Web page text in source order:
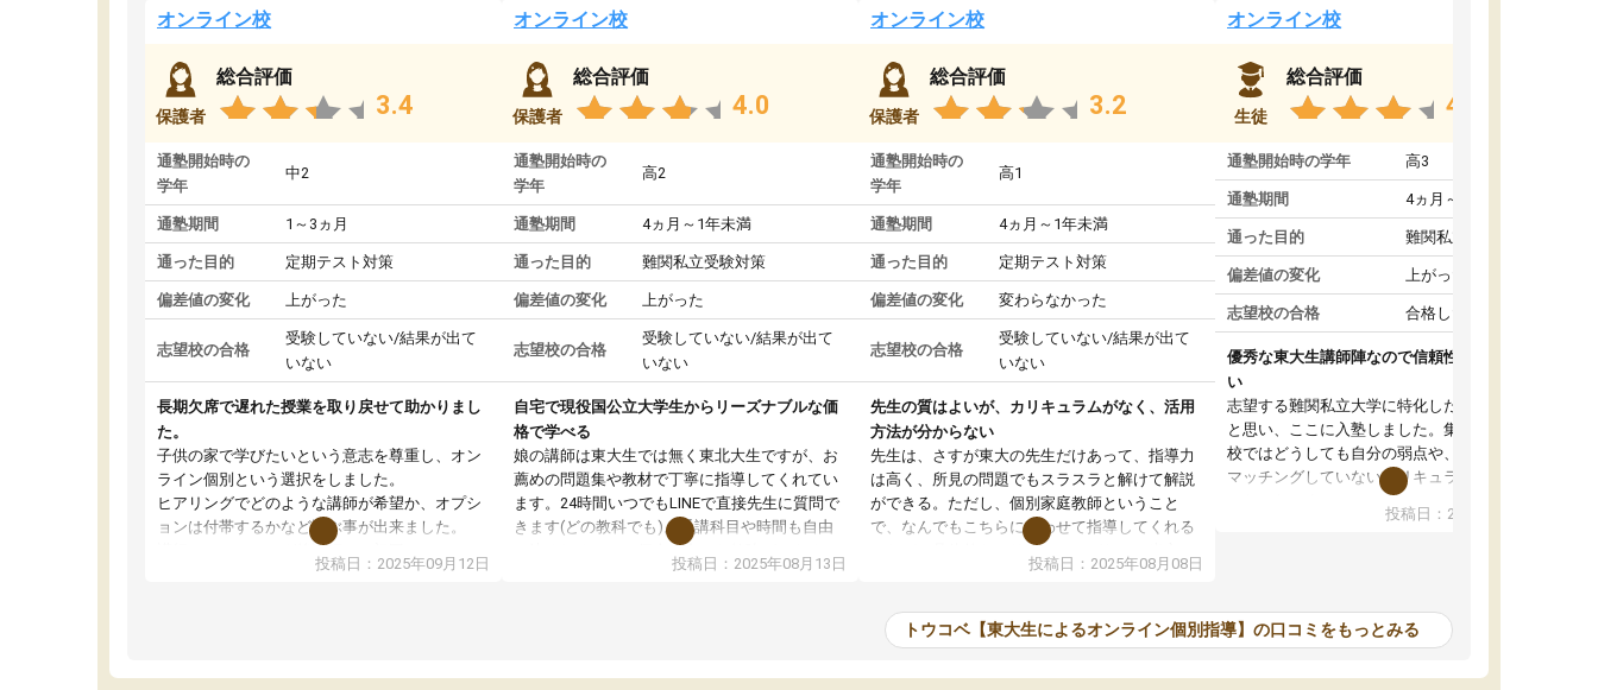
オンライン校
保護者
総合評価
3.4
通塾開始時の
学年
中2
通塾期間 1～3ヵ月
通った目的 定期テスト対策
偏差値の変化 上がった
志望校の合格
受験していない/結果が出て
いない
長期欠席で遅れた授業を取り戻せて助かりまし
た。
子供の家で学びたいという意志を尊重し、オン
ライン個別という選択をしました。
ヒアリングでどのような講師が希望か、オプシ
ョンは付帯するかなど選ぶ事が出来ました。
講師とのマッチング後講師との初回ミーティン
グを行い、その講師で良いか他の講師を希望す
投稿日：2025年09月12日
オンライン校
保護者
総合評価
4.0
通塾開始時の
学年
高2
通塾期間 4ヵ月～1年未満
通った目的 難関私立受験対策
偏差値の変化 上がった
志望校の合格
受験していない/結果が出て
いない
自宅で現役国公立大学生からリーズナブルな価
格で学べる
娘の講師は東大生では無く東北大生ですが、お
薦めの問題集や教材で丁寧に指導してくれてい
ます。24時間いつでもLINEで直接先生に質問で
きます(どの教科でも)。受講科目や時間も自由
に決めれるので、個人に合った勉強ができると
思います。カリキュラム相談みたいなのがあり
投稿日：2025年08月13日
オンライン校
保護者
総合評価
3.2
通塾開始時の
学年
高1
通塾期間 4ヵ月～1年未満
通った目的 定期テスト対策
偏差値の変化 変わらなかった
志望校の合格
受験していない/結果が出て
いない
先生の質はよいが、カリキュラムがなく、活用
方法が分からない
先生は、さすが東大の先生だけあって、指導力
は高く、所見の問題でもスラスラと解けて解説
ができる。ただし、個別家庭教師ということ
で、なんでもこちらに合わせて指導してくれる
のだが、具体的なカリキュラムがない。当方
は、授業の先取り学習をするため、学校の教科
いただいたが、1時間の時間を使って進められる
範囲は限られており、それであれば自学自習で
投稿日：2025年08月08日
オンライン校
生徒
総合評価
4.4
通塾開始時の学年 高3
通塾期間 4ヵ月～1年未満
通った目的 難関私立受験対策
偏差値の変化 上がった
志望校の合格 合格した
優秀な東大生講師陣なので信頼性や安心感が高
い
志望する難関私立大学に特化した準備をしたい
と思い、ここに入塾しました。集団指導の予備
校ではどうしても自分の弱点や、志望校対策に
マッチングしていないカリキュラムに不安を感
また受験のノウハウを蓄積している優秀な東大
ツーマン指導によって、自分の志望校にふさわ
しいオリジナルのカリキュラムを提案してくれ
投稿日：2024年02月19日
トウコベ【東大生によるオンライン個別指導】の口コミをもっとみる